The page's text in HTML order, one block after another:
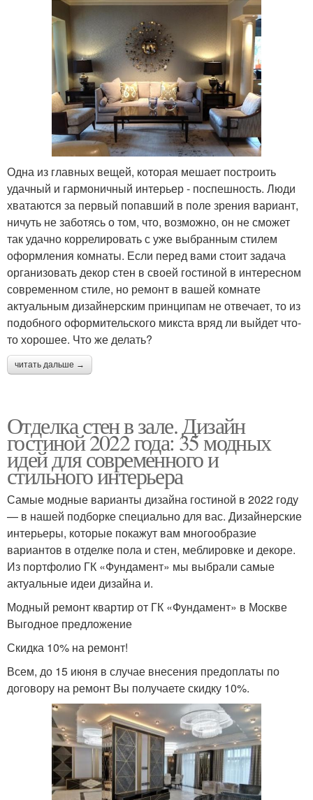
Одна из главных вещей, которая мешает построить
удачный и гармоничный интерьер - поспешность. Люди
хватаются за первый попавший в поле зрения вариант,
ничуть не заботясь о том, что, возможно, он не сможет
так удачно коррелировать с уже выбранным стилем
оформления комнаты. Если перед вами стоит задача
организовать декор стен в своей гостиной в интересном
современном стиле, но ремонт в вашей комнате
актуальным дизайнерским принципам не отвечает, то из
подобного оформительского микста вряд ли выйдет что-
то хорошее. Что же делать?
читать дальше →
Отделка стен в зале. Дизайн
гостиной 2022 года: 35 модных
идей для современного и
стильного интерьера
Самые модные варианты дизайна гостиной в 2022 году
— в нашей подборке специально для вас. Дизайнерские
интерьеры, которые покажут вам многообразие
вариантов в отделке пола и стен, меблировке и декоре.
Из портфолио ГК «Фундамент» мы выбрали самые
актуальные идеи дизайна и.
Модный ремонт квартир от ГК «Фундамент» в Москве
Выгодное предложение
Скидка 10% на ремонт!
Всем, до 15 июня в случае внесения предоплаты по
договору на ремонт Вы получаете скидку 10%.